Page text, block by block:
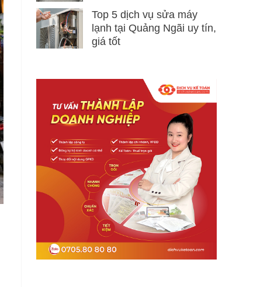
Top 5 dịch vụ sửa máy
lạnh tại Quảng Ngãi uy tín,
giá tốt